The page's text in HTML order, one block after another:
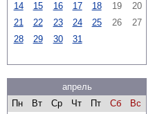
14
15 16 17 18 19
20
21
22 23 24 25 26
27
28
29 30 31
апрель
Пн
Вт Ср Чт Пт Сб
Вс